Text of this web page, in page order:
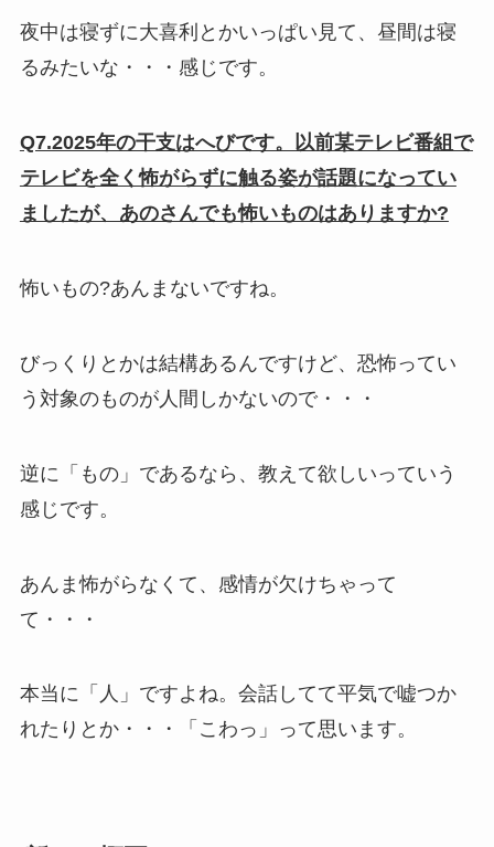
夜中は寝ずに大喜利とかいっぱい見て、昼間は寝
るみたいな・・・感じです。
Q7.2025年の干支はへびです。以前某テレビ番組で
テレビを全く怖がらずに触る姿が話題になってい
ましたが、あのさんでも怖いものはありますか?
怖いもの?あんまないですね。
びっくりとかは結構あるんですけど、恐怖ってい
う対象のものが人間しかないので・・・
逆に「もの」であるなら、教えて欲しいっていう
感じです。
あんま怖がらなくて、感情が欠けちゃって
て・・・
本当に「人」ですよね。会話してて平気で嘘つか
れたりとか・・・「こわっ」って思います。